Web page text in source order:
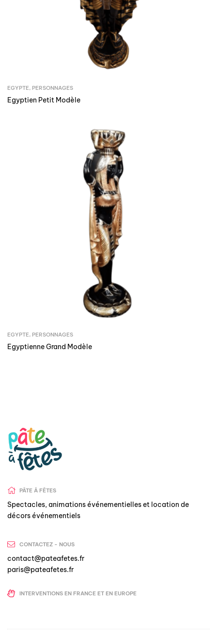
EGYPTE, PERSONNAGES
Egyptien Petit Modèle
EGYPTE, PERSONNAGES
Egyptienne Grand Modèle
PÂTE Â FÊTES
Spectacles, animations événementielles et location de
décors événementiels
CONTACTEZ - NOUS
contact@pateafetes.fr
paris@pateafetes.fr
INTERVENTIONS EN FRANCE ET EN EUROPE